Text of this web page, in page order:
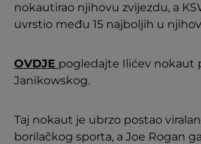
nokautirao njihovu zvijezdu, a
uvrstio među 15 najboljih u
OVDJE pogledajte Ilićev nokaut
Janikowskog.
Taj nokaut je ubrzo postao
borilačkog sporta, a Joe Rogan